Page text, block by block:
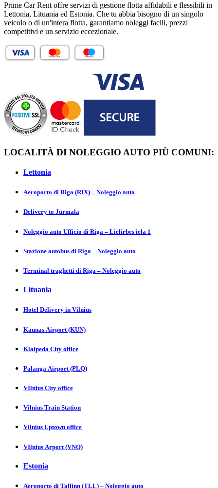
Prime Car Rent offre servizi di gestione flotta affidabili e flessibili in
Lettonia, Lituania ed Estonia. Che tu abbia bisogno di un singolo
veicolo o di un'intera flotta, garantiamo noleggi facili, prezzi
competitivi e un servizio eccezionale.
LOCALITÀ DI NOLEGGIO AUTO PIÙ COMUNI:
Lettonia
Aeroporto di Riga (RIX) – Noleggio auto
Delivery to Jurmаla
Noleggio auto Ufficio di Riga – Lielirbes iela 1
Stazione autobus di Riga – Noleggio auto
Terminal traghetti di Riga – Noleggio auto
Lituania
Hotel Delivery in Vіlnіus
Kaunas Аіrport (KUN)
Klaipeda City offiсе
Palanga Аіrport (PLQ)
VIlnius City оfficе
Vilnius Trаin Stаtion
Vilnius Uptown оfficе
VIlnius Аrport (VNO)
Estonia
Aeroporto di Tallinn (TLL) – Noleggio auto